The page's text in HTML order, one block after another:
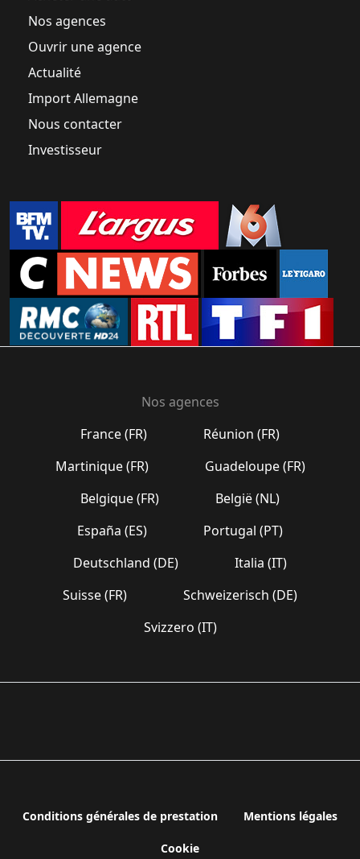
Nos agences
Ouvrir une agence
Actualité
Import Allemagne
Nous contacter
Investisseur
Nos agences
France (FR)
Réunion (FR)
Martinique (FR)
Guadeloupe (FR)
Belgique (FR)
België (NL)
España (ES)
Portugal (PT)
Deutschland (DE)
Italia (IT)
Suisse (FR)
Schweizerisch (DE)
Svizzero (IT)
Conditions générales de prestation Mentions légales
Cookie